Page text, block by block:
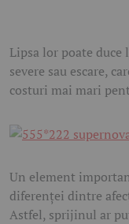
Lipsa lor poate
severe sau escare,
costuri mai mari
Un element
diferenței dintre
Astfel, sprijinul ar